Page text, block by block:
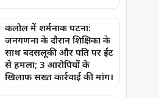
कलोल में शर्मनाक घटना:
जनगणना के दौरान शिक्षिका के
साथ बदसलूकी और पति पर ईंट
से हमला; 3 आरोपियों के
खिलाफ सख्त कार्रवाई की मांग।